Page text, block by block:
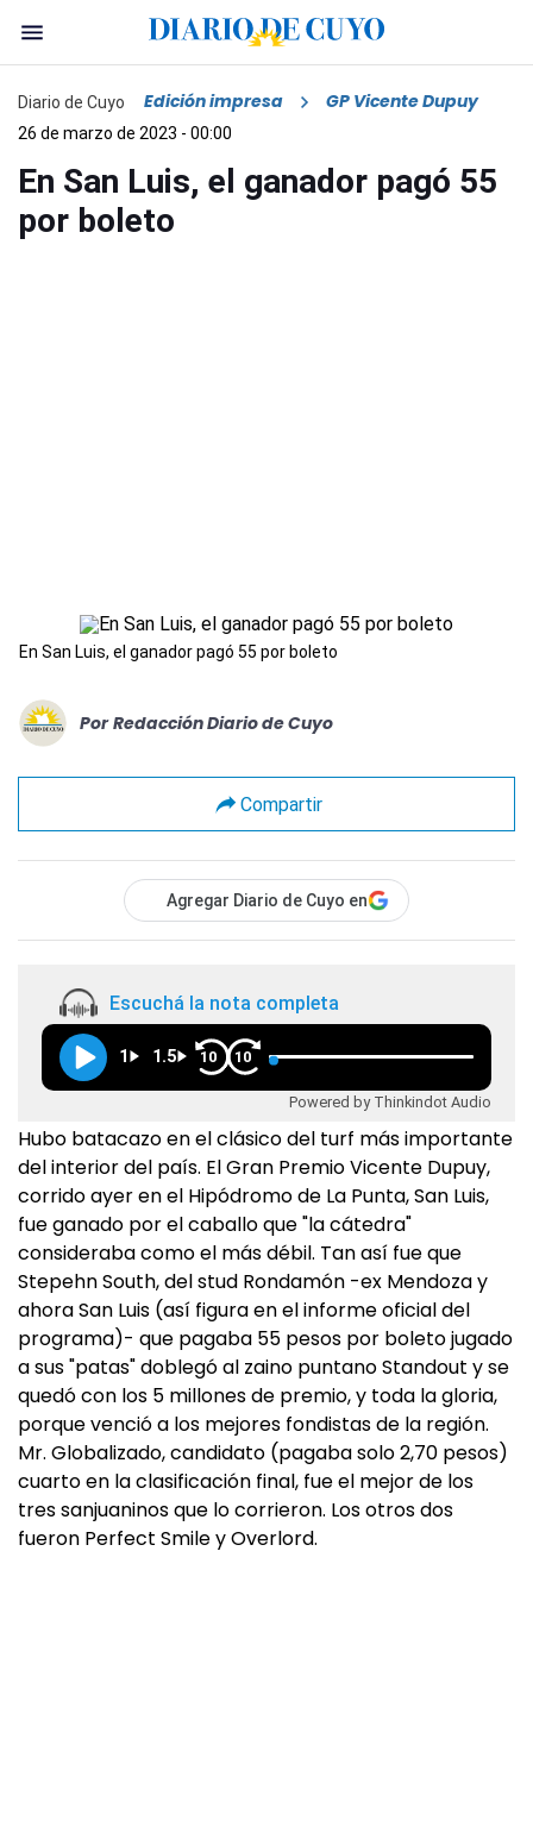
Diario de Cuyo Edición impresa GP Vicente Dupuy
26 de marzo de 2023 - 00:00
En San Luis, el ganador pagó 55
por boleto
En San Luis, el ganador pagó 55 por boleto
Por Redacción Diario de Cuyo
Compartir
Agregar Diario de Cuyo en
Escuchá la nota completa
1 1.5 10 10
Powered by Thinkindot Audio
Hubo batacazo en el clásico del turf más importante
del interior del país. El Gran Premio Vicente Dupuy,
corrido ayer en el Hipódromo de La Punta, San Luis,
fue ganado por el caballo que "la cátedra"
consideraba como el más débil. Tan así fue que
Stepehn South, del stud Rondamón -ex Mendoza y
ahora San Luis (así figura en el informe oficial del
programa)- que pagaba 55 pesos por boleto jugado
a sus "patas" doblegó al zaino puntano Standout y se
quedó con los 5 millones de premio, y toda la gloria,
porque venció a los mejores fondistas de la región.
Mr. Globalizado, candidato (pagaba solo 2,70 pesos)
cuarto en la clasificación final, fue el mejor de los
tres sanjuaninos que lo corrieron. Los otros dos
fueron Perfect Smile y Overlord.